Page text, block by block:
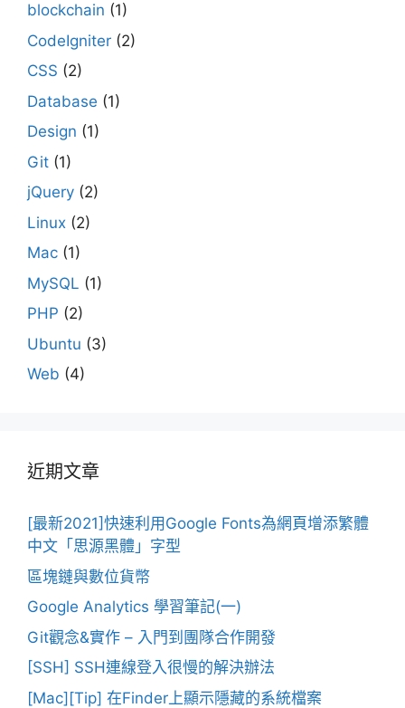
blockchain (1)
CodeIgniter (2)
CSS (2)
Database (1)
Design (1)
Git (1)
jQuery (2)
Linux (2)
Mac (1)
MySQL (1)
PHP (2)
Ubuntu (3)
Web (4)
近期文章
[最新2021]快速利用Google Fonts為網頁增添繁體
中文「思源黑體」字型
區塊鏈與數位貨幣
Google Analytics 學習筆記(一)
Git觀念&實作 – 入門到團隊合作開發
[SSH] SSH連線登入很慢的解決辦法
[Mac][Tip] 在Finder上顯示隱藏的系統檔案